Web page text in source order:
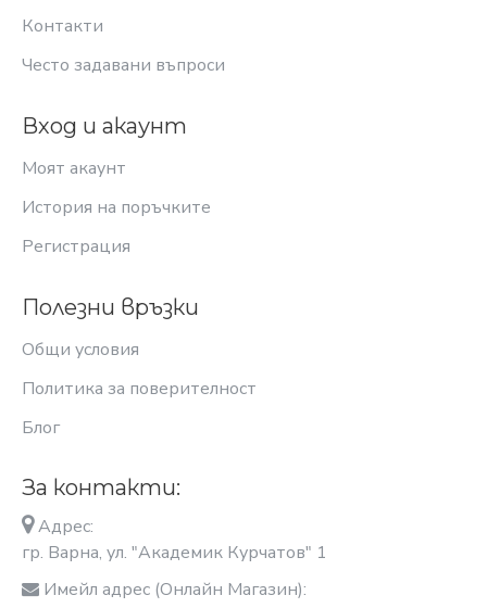
Контакти
Често задавани въпроси
Вход и акаунт
Моят акаунт
История на поръчките
Регистрация
Полезни връзки
Общи условия
Политика за поверителност
Блог
За контакти:
Адрес:
гр. Варна, ул. "Академик Курчатов" 1
Имейл адрес (Онлайн Магазин):